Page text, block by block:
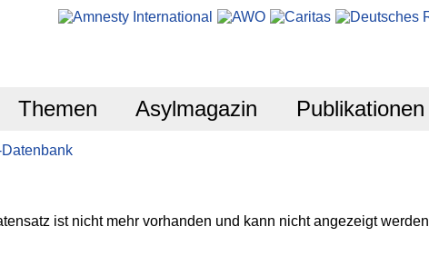
Themen Asylmagazin Publikationen
ist nicht mehr vorhanden und kann nicht angezeigt werden